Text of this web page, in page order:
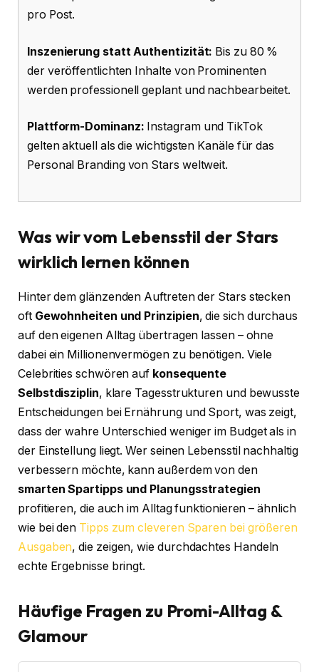
pro Post.
Inszenierung statt Authentizität: Bis zu 80 %
der veröffentlichten Inhalte von Prominenten
werden professionell geplant und nachbearbeitet.
Plattform-Dominanz: Instagram und TikTok
gelten aktuell als die wichtigsten Kanäle für das
Personal Branding von Stars weltweit.
Was wir vom Lebensstil der Stars
wirklich lernen können
Hinter dem glänzenden Auftreten der Stars stecken
oft Gewohnheiten und Prinzipien, die sich durchaus
auf den eigenen Alltag übertragen lassen – ohne
dabei ein Millionenvermögen zu benötigen. Viele
Celebrities schwören auf konsequente
Selbstdisziplin, klare Tagesstrukturen und bewusste
Entscheidungen bei Ernährung und Sport, was zeigt,
dass der wahre Unterschied weniger im Budget als in
der Einstellung liegt. Wer seinen Lebensstil nachhaltig
verbessern möchte, kann außerdem von den
smarten Spartipps und Planungsstrategien
profitieren, die auch im Alltag funktionieren – ähnlich
wie bei den Tipps zum cleveren Sparen bei größeren
Ausgaben, die zeigen, wie durchdachtes Handeln
echte Ergebnisse bringt.
Häufige Fragen zu Promi-Alltag &
Glamour